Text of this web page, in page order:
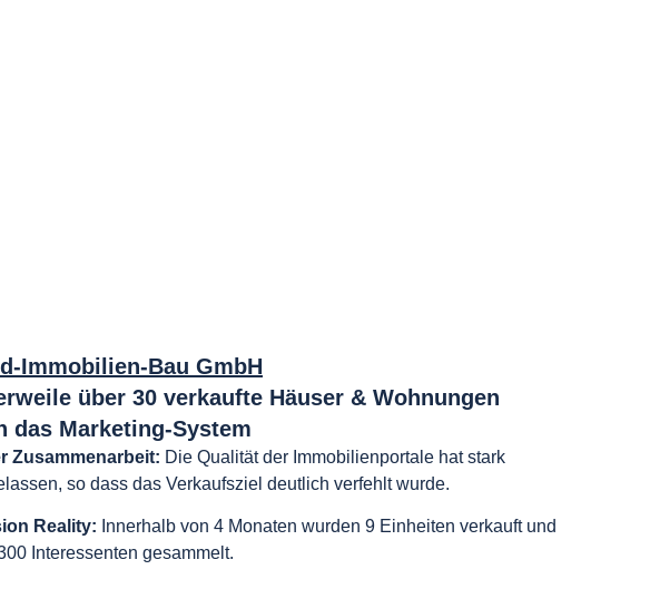
Immobilien-Bau GmbH
über 30 verkaufte Häuser & Wohnungen
das Marketing-System
Zusammenarbeit: Die Qualität der Immobilienportale hat stark
so dass das Verkaufsziel deutlich verfehlt wurde.
Reality: Innerhalb von 4 Monaten wurden 9 Einheiten verkauft und
Interessenten gesammelt.